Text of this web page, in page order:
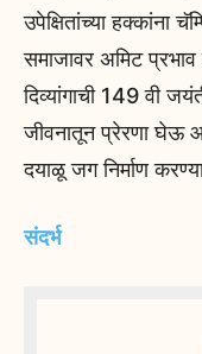
उपेक्षितांच्या हक्कांना
समाजावर अमिट
दिव्यांगाची 149 वी
जीवनातून प्रेरणा घेऊ
दयाळू जग निर्माण
संदर्भ